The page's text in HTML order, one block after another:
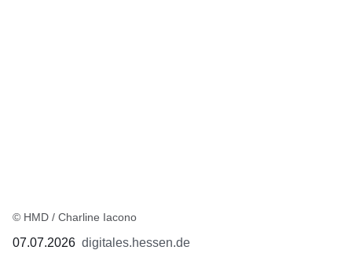
© HMD / Charline Iacono
07.07.2026 digitales.hessen.de